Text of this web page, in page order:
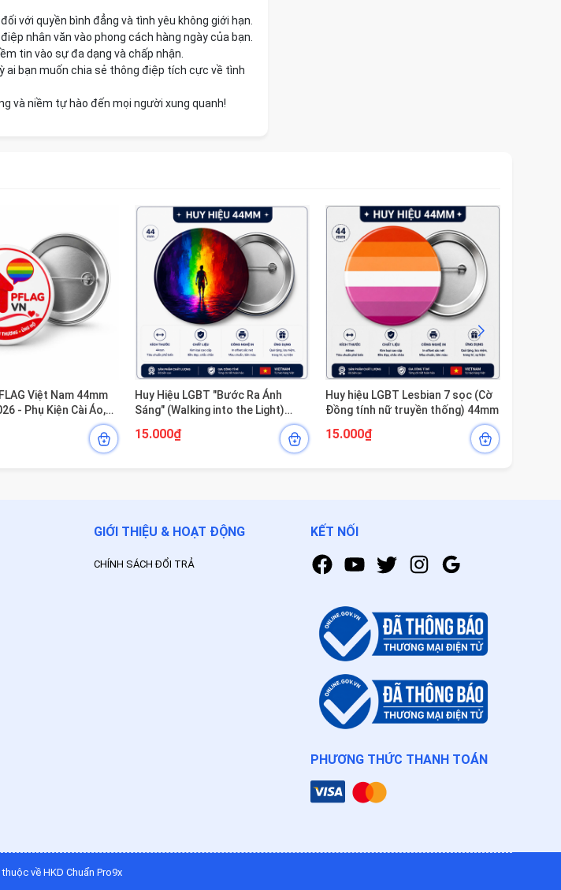
với quyền bình đẳng và tình yêu không giới hạn.
nhân văn vào phong cách hàng ngày của bạn.
tin vào sự đa dạng và chấp nhận.
ai bạn muốn chia sẻ thông điệp tích cực về tình
và niềm tự hào đến mọi người xung quanh!
Việt Nam 44mm
- Phụ Kiện Cài Áo,
Huy Hiệu LGBT "Bước Ra Ánh
Sáng" (Walking into the Light)
15.000₫
Huy hiệu LGBT Lesbian 7 sọc (Cờ
Đồng tính nữ truyền thống) 44mm
15.000₫
GIỚI THIỆU & HOẠT ĐỘNG
CHÍNH SÁCH ĐỔI TRẢ
KẾT NỐI
PHƯƠNG THỨC THANH TOÁN
về HKD Chuẩn Pro9x